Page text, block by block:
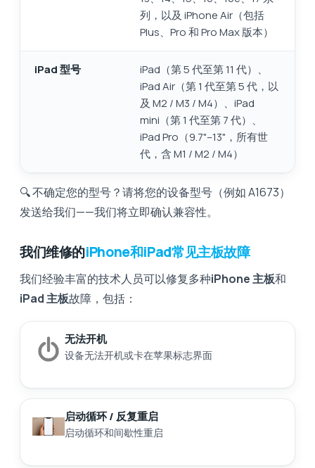
列，以及 iPhone Air（包括
Plus、Pro 和 Pro Max 版本）
iPad 型号
iPad（第 5 代至第 11 代）、
iPad Air（第 1 代至第 5 代，以
及 M2 / M3 / M4）、iPad
mini（第 1 代至第 7 代）、
iPad Pro（9.7"–13"，所有世
代，含 M1 / M2 / M4）
🔍 不确定您的型号？请将您的设备型号（例如 A1673）
发送给我们——我们将立即确认兼容性。
我们维修的iPhone和iPad常见主板故障
我们经验丰富的技术人员可以修复多种iPhone 主板和
iPad 主板故障，包括：
无法开机
设备无法开机或卡在苹果标志界面
启动循环 / 反复重启
启动循环和间歇性重启